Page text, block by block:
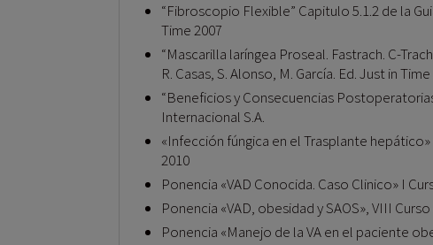
“Fibroscopio Flexible” Capitulo 5.1.2 de la
Time 2007
“Mascarilla laríngea Proseal. Fastrach. C-
R. Casas, S. Alonso, M. García. Ed. Just in
“Beneficios y Consecuencias
Internacional S.A.
«Infección fúngica en el Trasplante
2010
Ponencia «VAD Conocida. Caso Clinico» I
Ponencia «VAD, obesidad y SAOS», VIII
Ponencia «Manejo de la VA en el paciente